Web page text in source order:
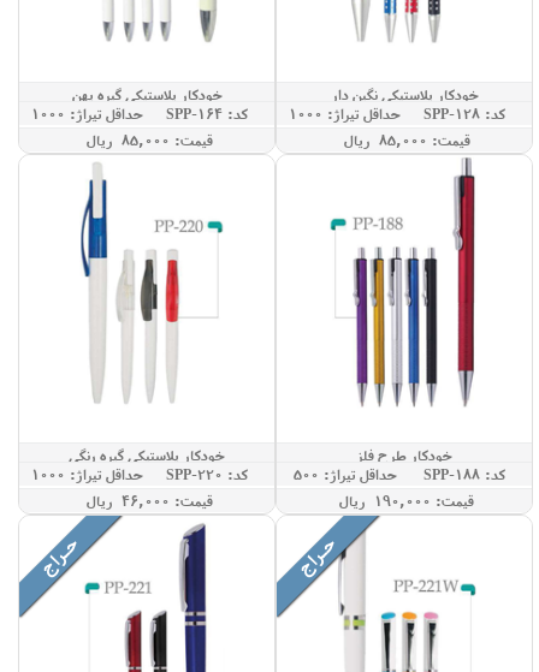
خودکار پلاستیکی نگین دار
کد: SPP-128
حداقل تيراژ: 1000
قيمت: 85,000 ريال
خودکار پلاستیکی گیره پهن
کد: SPP-164
حداقل تيراژ: 1000
قيمت: 85,000 ريال
خودکار طرح فلز
کد: SPP-188
حداقل تيراژ: 500
قيمت: 190,000 ريال
خودکار پلاستیکی گیره رنگی
کد: SPP-220
حداقل تيراژ: 1000
قيمت: 46,000 ريال